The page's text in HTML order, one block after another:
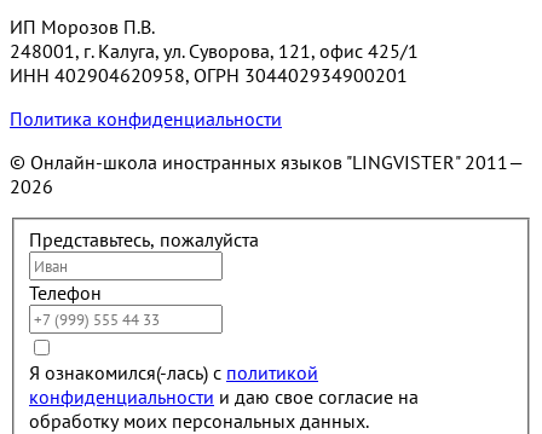
ИП Морозов П.В.
248001, г. Калуга, ул. Суворова, 121, офис 425/1
ИНН 402904620958, ОГРН 304402934900201
Политика конфиденциальности
© Онлайн-школа иностранных языков "LINGVISTER" 2011—
2026
Представьтесь, пожалуйста
Телефон
Я ознакомился(-лась) с политикой
конфиденциальности и даю свое согласие на
обработку моих персональных данных.